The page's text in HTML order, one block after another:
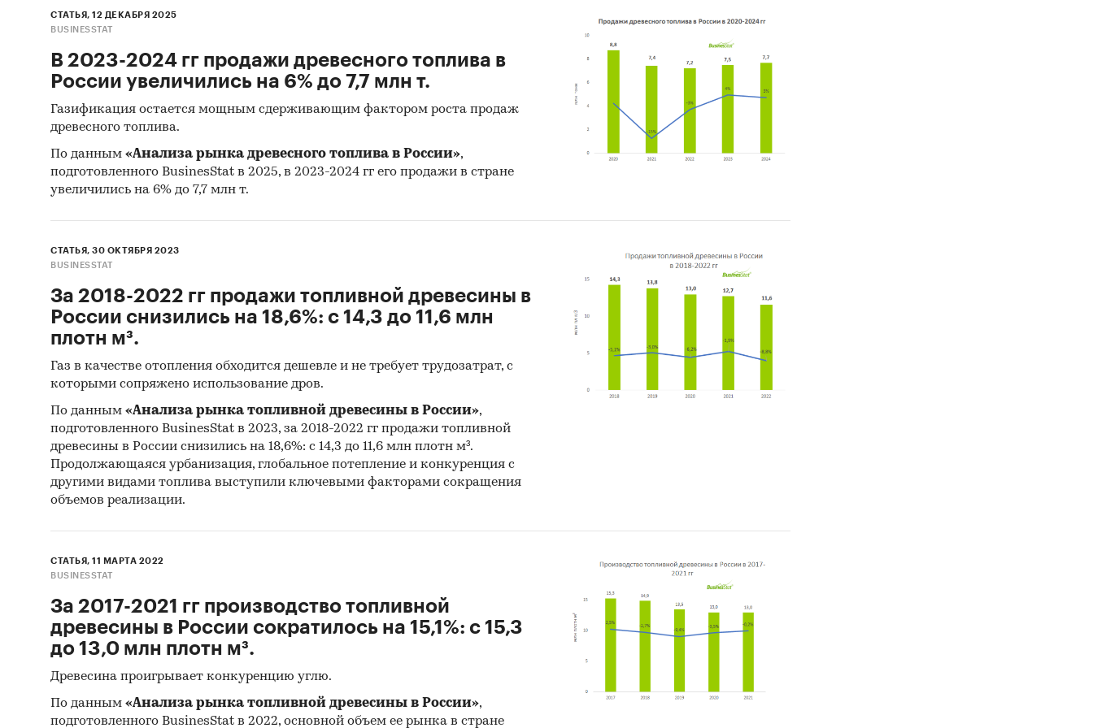
Продукты, проанализированные в исследовании:
Производство:
топливные гранулы.
щепа технологическая.
Деревообработка
СТАТЬЯ, 12 ДЕКАБРЯ 2025
BUSINESSTAT
В 2023-2024 гг продажи древесного топлива в
России увеличились на 6% до 7,7 млн т.
Газификация остается мощным сдерживающим фактором роста продаж
древесного топлива.
По данным «Анализа рынка древесного топлива в России»,
подготовленного BusinesStat в 2025, в 2023-2024 гг его продажи в стране
увеличились на 6% до 7,7 млн т.
СТАТЬЯ, 30 ОКТЯБРЯ 2023
BUSINESSTAT
За 2018-2022 гг продажи топливной древесины в
России снизились на 18,6%: с 14,3 до 11,6 млн
плотн м³.
Газ в качестве отопления обходится дешевле и не требует трудозатрат, с
которыми сопряжено использование дров.
По данным «Анализа рынка топливной древесины в России»,
подготовленного BusinesStat в 2023, за 2018-2022 гг продажи топливной
древесины в России снизились на 18,6%: с 14,3 до 11,6 млн плотн м³.
Продолжающаяся урбанизация, глобальное потепление и конкуренция с
другими видами топлива выступили ключевыми факторами сокращения
объемов реализации.
СТАТЬЯ, 11 МАРТА 2022
BUSINESSTAT
За 2017-2021 гг производство топливной
древесины в России сократилось на 15,1%: с 15,3
до 13,0 млн плотн м³.
Древесина проигрывает конкуренцию углю.
По данным «Анализа рынка топливной древесины в России»,
подготовленного BusinesStat в 2022, основной объем ее рынка в стране